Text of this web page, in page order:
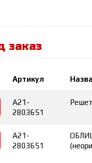
заказ
Артикул
A21-
2803651
A21-
2803651